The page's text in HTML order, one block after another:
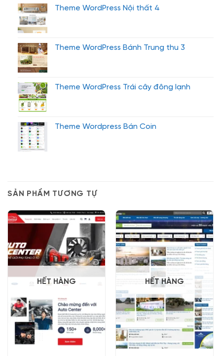
Theme WordPress Nội thất 4
Theme WordPress Bánh Trung thu 3
Theme WordPress Trái cây đông lạnh
Theme Wordpress Bán Coin
SẢN PHẨM TƯƠNG TỰ
HẾT HÀNG HẾT HÀNG